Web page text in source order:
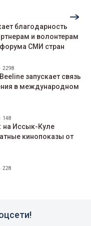
благодарность
и волонтерам
СМИ стран
2298
запускает связь
в международном
148
на Иссык-Куле
кинопоказы от
228